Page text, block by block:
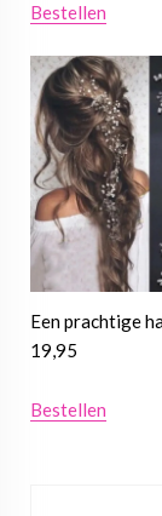
Bestellen
Een prachtige
19,95
Bestellen